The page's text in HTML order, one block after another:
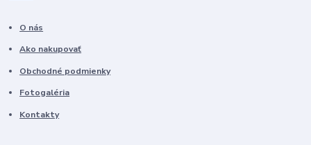
O nás
Ako nakupovať
Obchodné podmienky
Fotogaléria
Kontakty